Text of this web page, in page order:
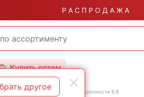
Р А С П Р О Д А Ж А
Купить оптом
DIN 931 неполная резьба класс прочности 8.8
другое